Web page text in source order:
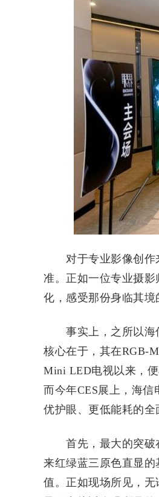
对于专业影像创作来
准。正如一位专业摄
化，感受那份身临其境
事实上，之所以海信
核心在于，其在RGB-
Mini LED电视以来，
而今年CES展上，海
优护眼、更低能耗的全
首先，最大的突破在
来红绿蓝三原色直显的
值。正如现场所见，